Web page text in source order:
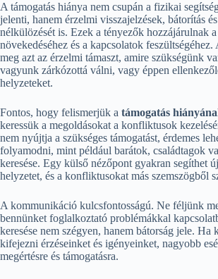
A támogatás hiánya nem csupán a fizikai
jelenti, hanem érzelmi visszajelzések, bátorítás
nélkülözését is. Ezek a tényezők hozzájárulnak a
növekedéséhez és a kapcsolatok
meg azt az érzelmi támaszt, amire szükségünk
vagyunk zárkózottá válni, vagy éppen
helyzeteket.
Fontos, hogy felismerjük a támogatás
keressük a megoldásokat a konfliktusok
nem nyújtja a szükséges támogatást, érdemes
folyamodni, mint például barátok, családtagok
keresése. Egy külső nézőpont gyakran segíthet
helyzetet, és a konfliktusokat más szemszögből
A kommunikáció kulcsfontosságú. Ne féljünk
bennünket foglalkoztató problémákkal
keresése nem szégyen, hanem bátorság jele. Ha
kifejezni érzéseinket és igényeinket, nagyobb
megértésre és támogatásra.